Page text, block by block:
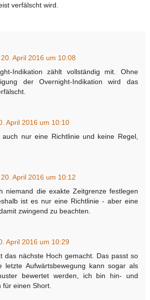
verfälscht wird.
20. April 2016 um 10:08
Indikation zählt vollständig mit. Ohne
der Overnight-Indikation wird das
April 2016 um 10:10
nur eine Richtlinie und keine Regel,
20. April 2016 um 10:12
niemand die exakte Zeitgrenze festlegen
ist es nur eine Richtlinie - aber eine
zwingend zu beachten.
April 2016 um 10:29
das nächste Hoch gemacht. Das passt so
letzte Aufwärtsbewegung kann sogar als
bewertet werden, ich bin hin- und
für einen Short.